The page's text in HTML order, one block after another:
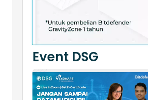
Event DSG